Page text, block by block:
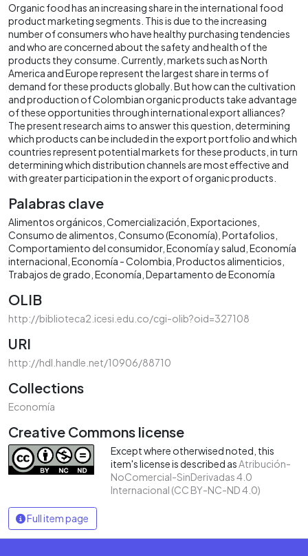
Organic food has an increasing share in the international food
product marketing segments. This is due to the increasing
number of consumers who have healthy purchasing tendencies
and who are concerned about the safety and health of the
products they consume. Currently, markets such as North
America and Europe represent the largest share in terms of
demand for these products globally. But how can the cultivation
and production of Colombian organic products take advantage
of these opportunities through international export alliances?
The present research aims to answer this question, determining
which products can be included in the export portfolio and which
countries represent potential markets for these products, in turn
determining which distribution channels are most effective and
with greater participation in the export of organic products.
Palabras clave
Alimentos orgánicos Comercialización Exportaciones
Consumo de alimentos Consumo (Economía) Portafolios
Comportamiento del consumidor Economía y salud Economía
internacional Economía - Colombia Productos alimenticios
Trabajos de grado Economía Departamento de Economía
OLIB
http://biblioteca2.icesi.edu.co/cgi-olib?oid=327108
URI
http://hdl.handle.net/10906/88710
Collections
Economía
Creative Commons license
Except where otherwised noted, this
item's license is described asAtribución-
NoComercial-SinDerivadas 4.0
Internacional (CC BY-NC-ND 4.0)
Full item page